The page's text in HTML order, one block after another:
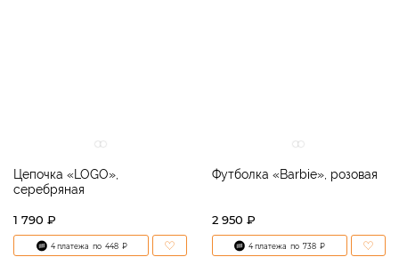
Цепочка «LOGO»,
серебряная
1 790 ₽
4 платежа по 448 ₽
Футболка «Barbie», розовая
2 950 ₽
4 платежа по 738 ₽